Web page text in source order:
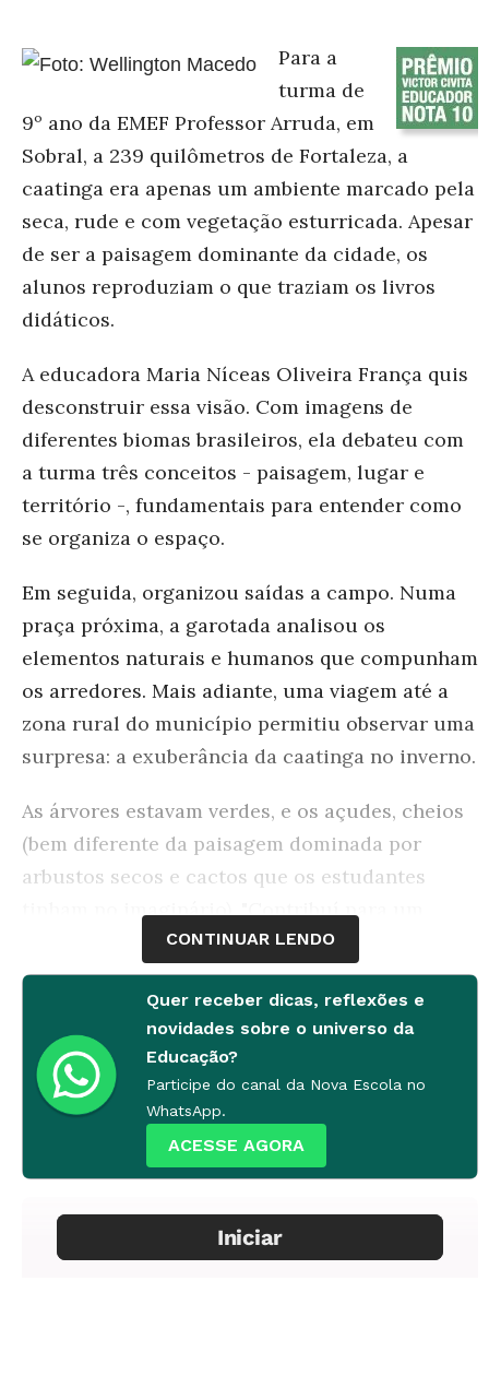
Para a
turma de
9º ano da EMEF Professor Arruda, em
Sobral, a 239 quilômetros de Fortaleza, a
caatinga era apenas um ambiente marcado pela
seca, rude e com vegetação esturricada. Apesar
de ser a paisagem dominante da cidade, os
alunos reproduziam o que traziam os livros
didáticos.
A educadora Maria Níceas Oliveira França quis
desconstruir essa visão. Com imagens de
diferentes biomas brasileiros, ela debateu com
a turma três conceitos - paisagem, lugar e
território -, fundamentais para entender como
se organiza o espaço.
Em seguida, organizou saídas a campo. Numa
praça próxima, a garotada analisou os
elementos naturais e humanos que compunham
os arredores. Mais adiante, uma viagem até a
zona rural do município permitiu observar uma
surpresa: a exuberância da caatinga no inverno.
As árvores estavam verdes, e os açudes, cheios
(bem diferente da paisagem dominada por
arbustos secos e cactos que os estudantes
tinham no imaginário). "Contribuí para um
olhar mais complexo sobre a paisagem",
comemora.
Maria Níceas Oliveira França
EEFM Professor Arruda, Sobral, CE
Disciplina
Geografia
Leitura da paisagem
Ano9º
CONTINUAR LENDO
Quer receber dicas, reflexões e
novidades sobre o universo da
Educação?
Participe do canal da Nova Escola no
WhatsApp.
ACESSE AGORA